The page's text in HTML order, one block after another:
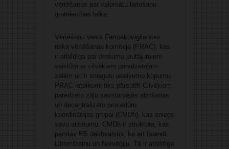
vērtēšanas par valproātu lietošanu
grūtniecības laikā.
Vērtēšanu veica Farmakovigilances
riska vērtēšanas komiteja (PRAC), kas
ir atbildīga par drošuma jautājumiem
saistībā ar cilvēkiem paredzētajām
zālēm un ir sniegusi ieteikumu kopumu.
PRAC ieteikumi tiks pārsūtīti Cilvēkiem
paredzēto zāļu savstarpējās atzīšanas
un decentralizēto procedūru
koordinācijas grupai (CMDh), kas sniegs
savu atzinumu. CMDh ir struktūra, kas
pārstāv ES dalībvalstis, kā arī Islandi,
Lihtenšteinu un Norvēģiju. Tā ir atbildīga